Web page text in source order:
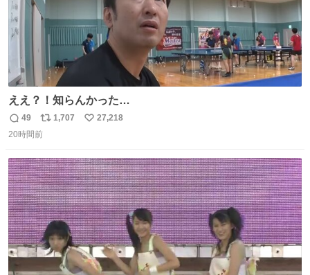
ええ？！知らんかった…
返
信
49
リ
ポ
ト
数
1,707
い
数
27,218
20時間前